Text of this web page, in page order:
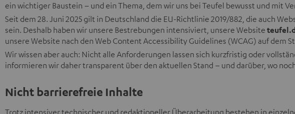
ein wichtiger Baustein – und ein Thema, dem wir uns bei Teufel bewusst und mit
Seit dem 28. Juni 2025 gilt in Deutschland die EU-Richtlinie 2019/882, die auch
sein. Deshalb haben wir unsere Bestrebungen intensiviert, unsere Website
unsere Website nach den Web Content Accessibility Guidelines (WCAG) auf dem
Wir wissen aber auch: Nicht alle Anforderungen lassen sich kurzfristig oder
informieren wir daher transparent über den aktuellen Stand – und darüber, wo
Nicht barrierefreie Inhalte
Trotz intensiver technischer und redaktioneller Überarbeitung bestehen in